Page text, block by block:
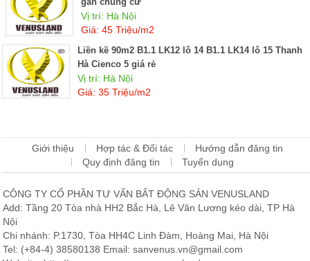
Vị trí: Hà Nội
Giá: 45 Triệu/m2
Liền kề 90m2 B1.1 LK12 lô 14 B1.1 LK14 lô 15 Thanh
Hà Cienco 5 giá rẻ
Vị trí: Hà Nội
Giá: 35 Triệu/m2
Giới thiệu Hợp tác & Đối tác
Hướng dẫn đăng tin
Quy định đăng tin
Tuyển dụng
CÔNG TY CỔ PHẦN TƯ VẤN BẤT ĐỘNG SẢN VENUSLAND
Add: Tầng 20 Tòa nhà HH2 Bắc Hà, Lê Văn Lương kéo dài, TP Hà
Nội
Chi nhánh: P.1730, Tòa HH4C Linh Đàm, Hoàng Mai, Hà Nội
Tel: (+84-4) 38580138 Email: sanvenus.vn@gmail.com